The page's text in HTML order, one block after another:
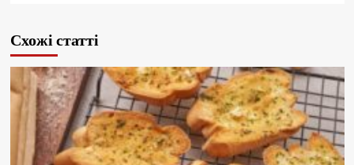
Схожі статті